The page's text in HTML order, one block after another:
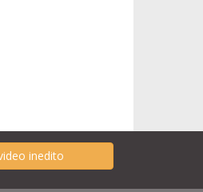
inedito